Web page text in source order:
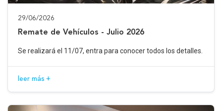
29/06/2026
Remate de Vehículos - Julio 2026
Se realizará el 11/07, entra para conocer todos los detalles.
leer más +